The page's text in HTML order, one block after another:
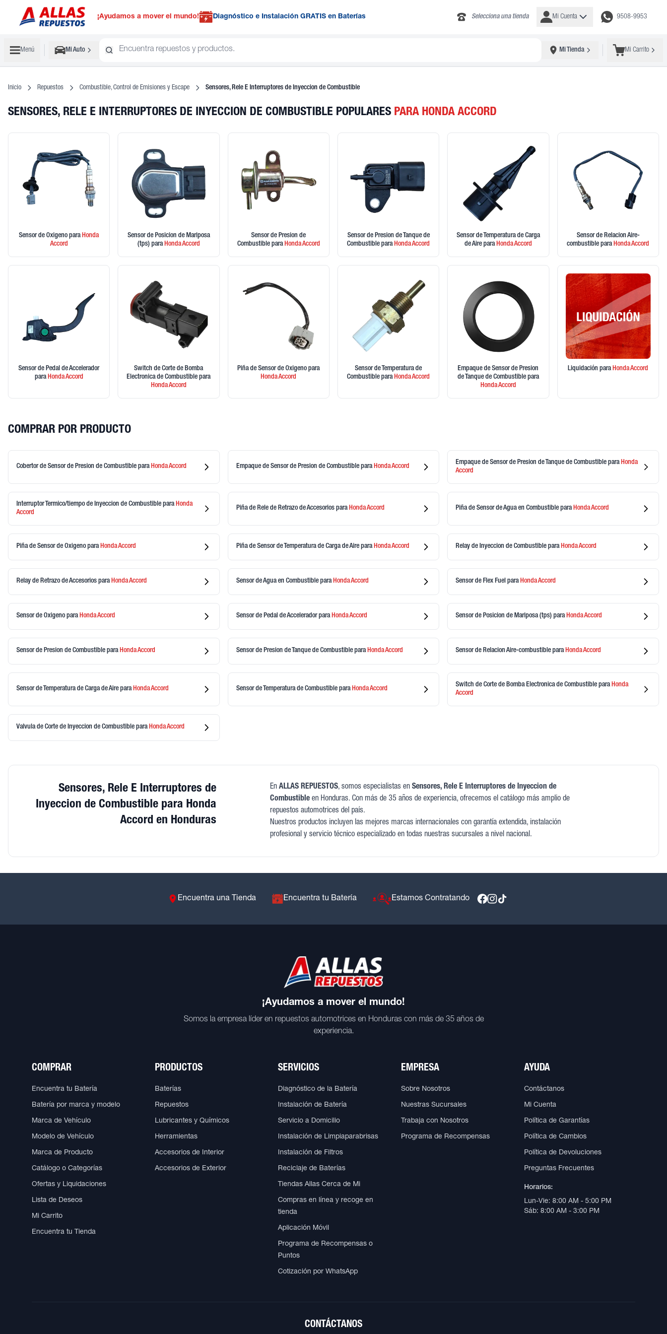
¡Ayudamos a mover el mundo! Diagnóstico e Instalación GRATIS en Baterías Selecciona una tienda Mi Cuenta 9508-9953
Menú Mi Auto Mi Tienda Mi Carrito
Inicio Repuestos Combustible, Control de Emisiones y Escape Sensores, Rele E Interruptores de Inyeccion de Combustible
SENSORES, RELE E INTERRUPTORES DE INYECCION DE COMBUSTIBLE POPULARES PARA HONDA ACCORD
Sensor de Oxigeno paraHonda
Accord
Sensor de Posicion de Mariposa
(tps) paraHondaAccord
Sensor de Presion de
Combustible paraHondaAccord
Sensor de Presion de Tanque de
Combustible paraHondaAccord
Sensor de Temperatura de Carga
de Aire paraHondaAccord
Sensor de Relacion Aire-
combustible paraHondaAccord
Sensor de Pedal de Accelerador
para HondaAccord
Switch de Corte de Bomba
Electronica de Combustiblepara
HondaAccord
Piña de Sensor de Oxigenopara
HondaAccord
Sensor de Temperatura de
Combustiblepara HondaAccord
Empaque de Sensor de Presion
de Tanque de Combustible para
HondaAccord
Liquidaciónpara HondaAccord
COMPRAR POR PRODUCTO
Cobertor de Sensor de Presion de Combustible paraHondaAccord Empaque de Sensor de Presion de Combustible paraHondaAccord
Empaque de Sensor de Presion de Tanque de Combustiblepara Honda
Accord
Interruptor Termico/tiempo de Inyeccion de Combustible para Honda
Accord
Piña de Rele de Retrazo de Accesorios paraHondaAccord Piña de Sensor de Agua en Combustible paraHondaAccord
Piña de Sensor de Oxigeno paraHondaAccord Piña de Sensor de Temperatura de Carga de Aire paraHondaAccord Relay de Inyeccion de Combustible paraHondaAccord
Relay de Retrazo de Accesorios paraHondaAccord Sensor de Agua en Combustible paraHondaAccord Sensor de Flex Fuel paraHondaAccord
Sensor de Oxigeno paraHondaAccord Sensor de Pedal de Accelerador paraHondaAccord Sensor de Posicion de Mariposa (tps) paraHondaAccord
Sensor de Presion de Combustible paraHondaAccord Sensor de Presion de Tanque de Combustible paraHondaAccord Sensor de Relacion Aire-combustible paraHondaAccord
Sensor de Temperatura de Carga de Aire paraHondaAccord Sensor de Temperatura de Combustible paraHondaAccord
Switch de Corte de Bomba Electronica de Combustiblepara Honda
Accord
Valvula de Corte de Inyeccion de Combustible paraHondaAccord
Sensores, Rele E Interruptores de
Inyeccion de Combustible para Honda
Accord en Honduras
En ALLAS REPUESTOS, somos especialistas en Sensores, Rele E Interruptores de Inyeccion de
Combustibleen Honduras. Con más de 35 años de experiencia, ofrecemos el catálogo más amplio de
repuestos automotrices del país.
Nuestros productos incluyen las mejores marcas internacionales con garantía extendida, instalación
profesional y servicio técnico especializado en todas nuestras sucursales a nivel nacional.
Encuentra una Tienda Encuentra tu Batería Estamos Contratando
¡Ayudamos a mover el mundo!
Somos la empresa líder en repuestos automotrices en Honduras con más de 35 años de
experiencia.
COMPRAR
Encuentra tu Batería
Batería por marca y modelo
Marca de Vehículo
Modelo de Vehículo
Marca de Producto
Catálogo o Categorías
Ofertas y Liquidaciones
Lista de Deseos
Mi Carrito
Encuentra tu Tienda
PRODUCTOS
Baterías
Repuestos
Lubricantes y Químicos
Herramientas
Accesorios de Interior
Accesorios de Exterior
SERVICIOS
Diagnóstico de la Batería
Instalación de Batería
Servicio a Domicilio
Instalación de Limpiaparabrisas
Instalación de Filtros
Reciclaje de Baterías
Tiendas Allas Cerca de Mi
Compras en línea y recoge en
tienda
Aplicación Móvil
Programa de Recompensas o
Puntos
Cotización por WhatsApp
EMPRESA
Sobre Nosotros
Nuestras Sucursales
Trabaja con Nosotros
Programa de Recompensas
AYUDA
Contáctanos
Mi Cuenta
Política de Garantías
Política de Cambios
Política de Devoluciones
Preguntas Frecuentes
Horarios:
Lun-Vie: 8:00 AM - 5:00 PM
Sáb: 8:00 AM - 3:00 PM
CONTÁCTANOS